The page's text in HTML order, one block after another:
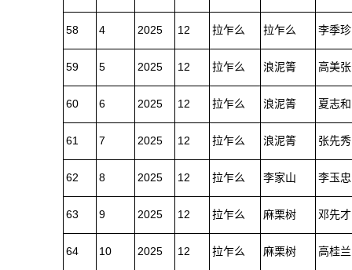
58 4 2025 12 拉乍么 拉乍么 李季珍
59 5 2025 12 拉乍么 浪泥箐 高美张
60 6 2025 12 拉乍么 浪泥箐 夏志和
61 7 2025 12 拉乍么 浪泥箐 张先秀
62 8 2025 12 拉乍么 李家山 李玉忠
63 9 2025 12 拉乍么 麻栗树 邓先才
64 10 2025 12 拉乍么 麻栗树 高桂兰